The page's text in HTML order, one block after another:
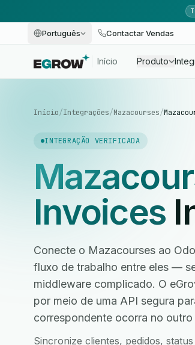
Português Contactar Vendas
Início Produto
Início/Integrações/Mazacourses/
INTEGRAÇÃO VERIFICADA
Invoices
Conecte o Mazacourses ao
fluxo de trabalho entre eles —
middleware complicado. O
por meio de uma API segura
correspondente ocorra no outro
Sincronize clientes, pedidos,